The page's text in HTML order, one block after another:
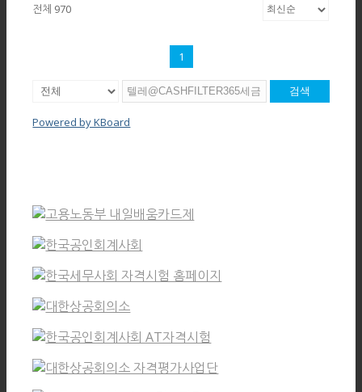
전체 970
1
검색
Powered by KBoard